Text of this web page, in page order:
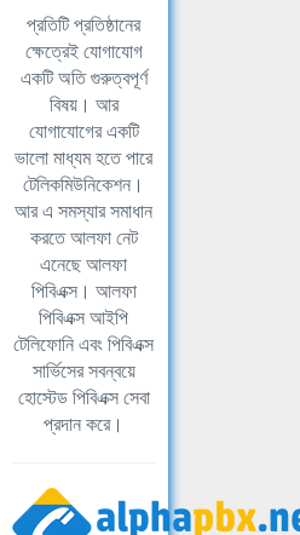
প্রতিটি প্রতিষ্ঠানের
ক্ষেত্রেই যোগাযোগ
একটি অতি গুরুত্বপূর্ণ
বিষয়। আর
যোগাযোগের একটি
ভালো মাধ্যম হতে পারে
টেলিকমিউনিকেশন।
আর এ সমস্যার সমাধান
করতে আলফা নেট
এনেছে আলফা
পিবিএক্স। আলফা
পিবিএক্স আইপি
টেলিফোনি এবং পিবিএক্স
সার্ভিসের সবন্বয়ে
হোস্টেড পিবিএক্স সেবা
প্রদান করে।